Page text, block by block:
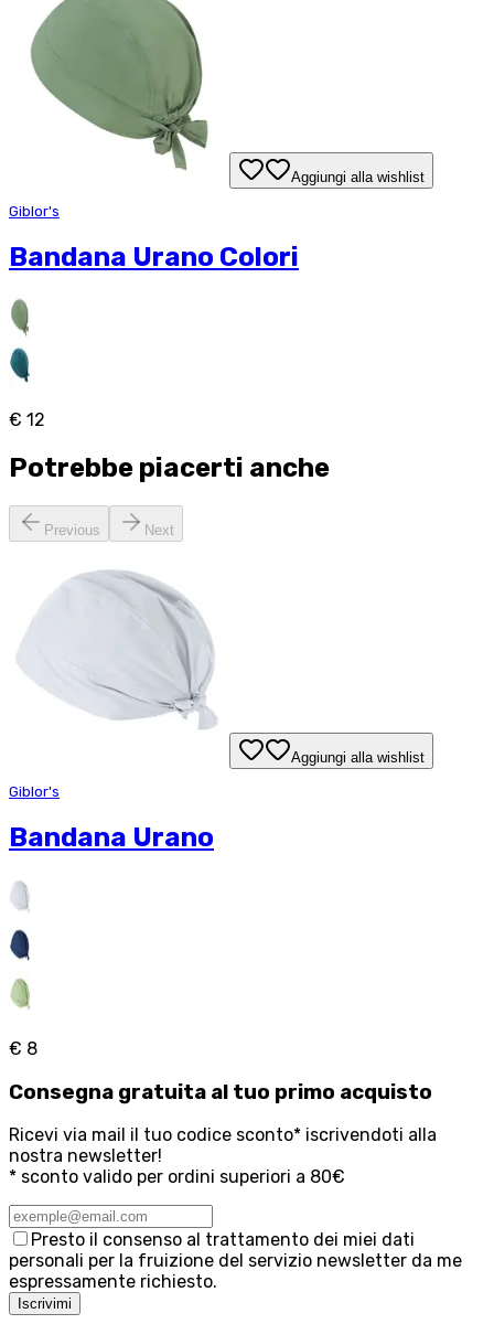
Aggiungi alla wishlist
Giblor's
Bandana Urano Colori
€ 12
Potrebbe piacerti anche
Previous Next
Aggiungi alla wishlist
Giblor's
Bandana Urano
€ 8
Consegna gratuita al tuo primo acquisto
Ricevi via mail il tuo codice sconto* iscrivendoti alla
nostra newsletter!
* sconto valido per ordini superiori a 80€
Presto il consenso al trattamento dei miei dati
personali per la fruizione del servizio newsletter da me
espressamente richiesto.
Iscrivimi